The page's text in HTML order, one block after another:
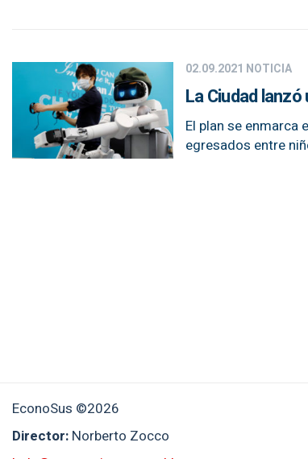
02.09.2021 NOTICIA
La Ciudad
El plan se enmarca
egresados entre
EconoSus ©2026
Director: Norberto Zocco